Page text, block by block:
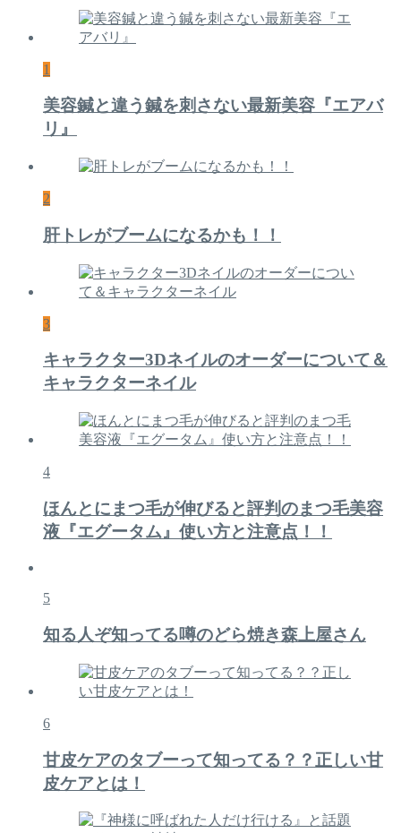
1
美容鍼と違う鍼を刺さない最新美容『エアバ
リ』
2
肝トレがブームになるかも！！
3
キャラクター3Dネイルのオーダーについて＆
キャラクターネイル
4
ほんとにまつ毛が伸びると評判のまつ毛美容
液『エグータム』使い方と注意点！！
5
知る人ぞ知ってる噂のどら焼き森上屋さん
6
甘皮ケアのタブーって知ってる？？正しい甘
皮ケアとは！